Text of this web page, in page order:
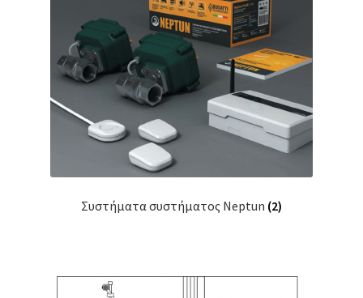
Συστήματα συστήματος Neptun (2)